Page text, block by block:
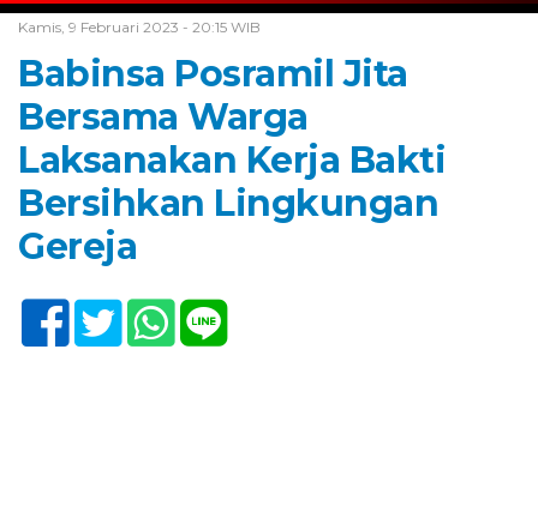
Kamis, 9 Februari 2023 - 20:15 WIB
Babinsa Posramil Jita
Bersama Warga
Laksanakan Kerja Bakti
Bersihkan Lingkungan
Gereja